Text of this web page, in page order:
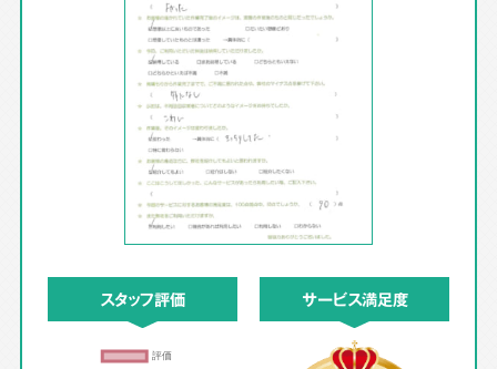
スタッフ評価 サービス満足度